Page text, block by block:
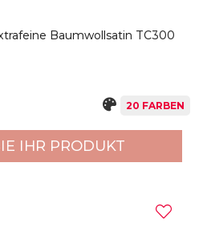
Baumwollsatin TC300
20 FARBEN
IHR PRODUKT